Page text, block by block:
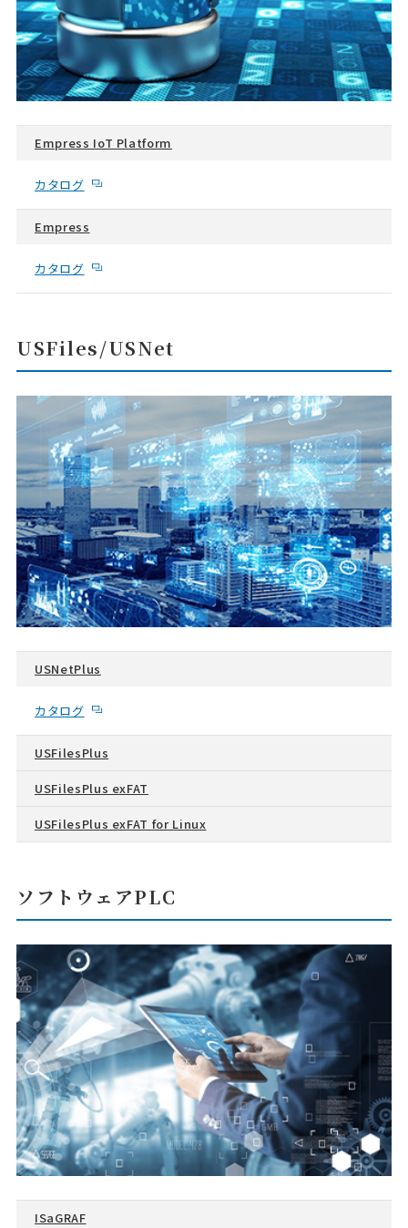
Empress IoT Platform
カタログ
Empress
カタログ
USFiles/USNet
USNetPlus
カタログ
USFilesPlus
USFilesPlus exFAT
USFilesPlus exFAT for Linux
ソフトウェアPLC
ISaGRAF